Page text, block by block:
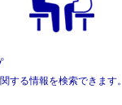
する情報を検索できます。